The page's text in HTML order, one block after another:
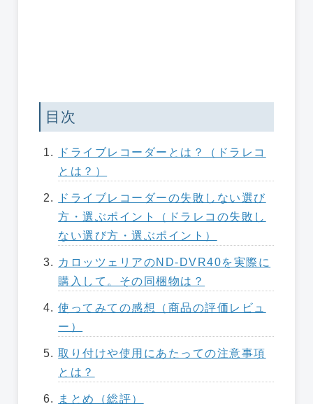
目次
ドライブレコーダーとは？（ドラレコ
とは？）
ドライブレコーダーの失敗しない選び
方・選ぶポイント（ドラレコの失敗し
ない選び方・選ぶポイント）
カロッツェリアのND-DVR40を実際に
購入して。その同梱物は？
使ってみての感想（商品の評価レビュ
ー）
取り付けや使用にあたっての注意事項
とは？
まとめ（総評）